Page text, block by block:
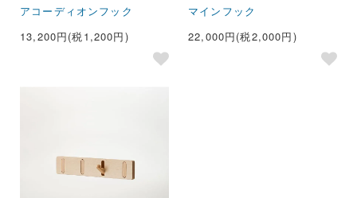
アコーディオンフック
13,200円(税1,200円)
マインフック
22,000円(税2,000円)